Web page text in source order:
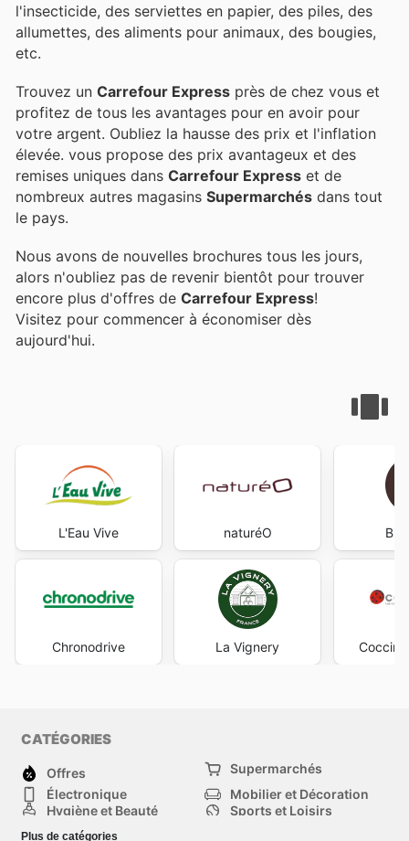
l'insecticide, des serviettes en papier, des piles, des
allumettes, des aliments pour animaux, des bougies,
etc.
Trouvez un Carrefour Express près de chez vous et
profitez de tous les avantages pour en avoir pour
votre argent. Oubliez la hausse des prix et l'inflation
élevée. vous propose des prix avantageux et des
remises uniques dans Carrefour Express et de
nombreux autres magasins Supermarchés dans tout
le pays.
Nous avons de nouvelles brochures tous les jours,
alors n'oubliez pas de revenir bientôt pour trouver
encore plus d'offres de Carrefour Express!
Visitez pour commencer à économiser dès
aujourd'hui.
L'Eau Vive
Chronodrive
naturéO
La Vignery
CATÉGORIES
Offres
Supermarchés
Électronique
Mobilier et Décoration
Hygiène et Beauté
Sports et Loisirs
Mode
Plus de catégories